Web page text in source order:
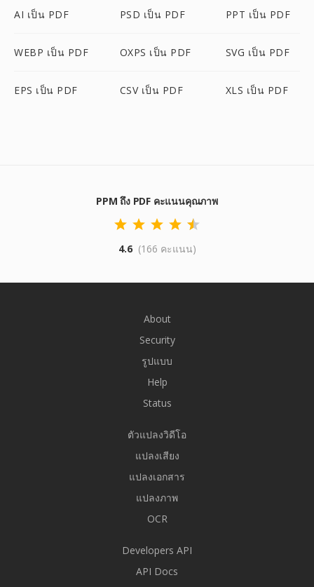
AI เป็น PDF PSD เป็น PDF PPT เป็น PDF
WEBP เป็น PDF OXPS เป็น PDF SVG เป็น PDF
EPS เป็น PDF CSV เป็น PDF XLS เป็น PDF
PPM ถึง PDF คะแนนคุณภาพ
4.6 (166 คะแนน)
About
Security
รูปแบบ
Help
Status
ตัวแปลงวิดีโอ
แปลงเสียง
แปลงเอกสาร
แปลงภาพ
OCR
Developers API
API Docs